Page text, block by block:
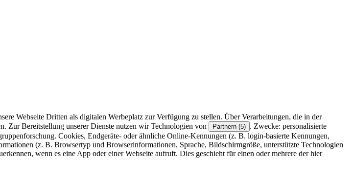
Webseite Dritten als digitalen Werbeplatz zur Verfügung zu stellen. Über Verarbeitungen, die in der
Zur Bereitstellung unserer Dienste nutzen wir Technologien von Partnern (5) . Zwecke: personalisierte
Cookies, Endgeräte- oder ähnliche Online-Kennungen (z. B. login-basierte Kennungen,
(z. B. Browsertyp und Browserinformationen, Sprache, Bildschirmgröße, unterstützte Technologien
wenn es eine App oder einer Webseite aufruft. Dies geschieht für einen oder mehrere der hier